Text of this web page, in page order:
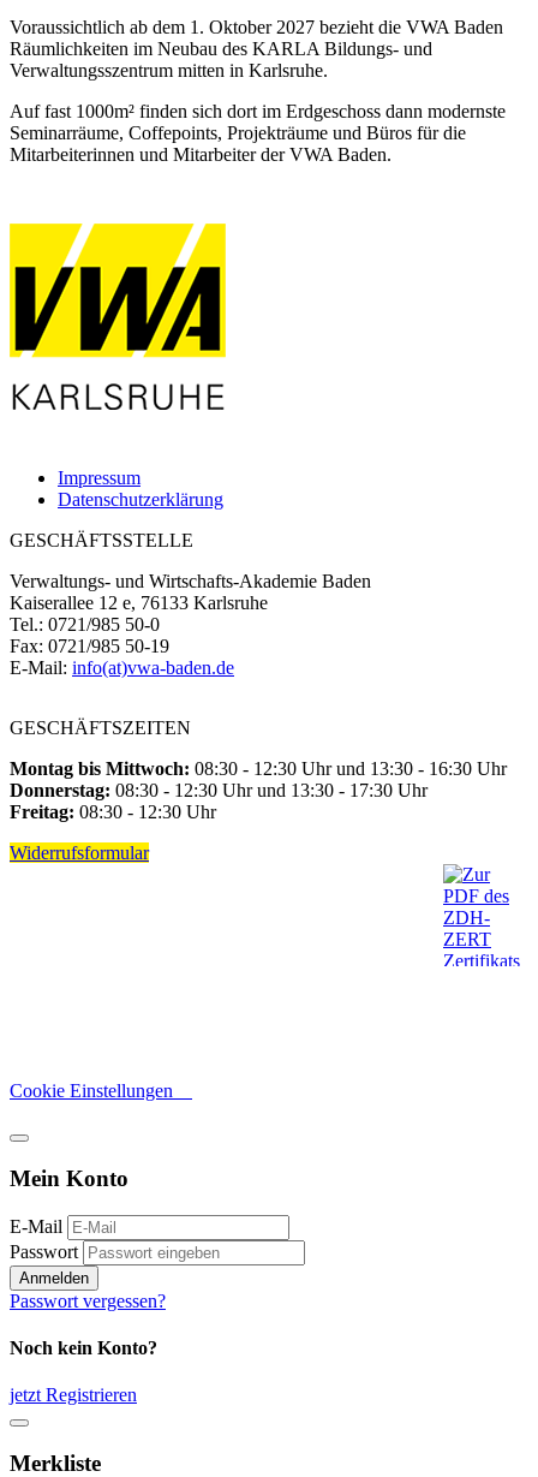
Voraussichtlich ab dem 1. Oktober 2027 bezieht die VWA Baden
Räumlichkeiten im Neubau des KARLA Bildungs- und
Verwaltungsszentrum mitten in Karlsruhe.
Auf fast 1000m² finden sich dort im Erdgeschoss dann modernste
Seminarräume, Coffepoints, Projekträume und Büros für die
Mitarbeiterinnen und Mitarbeiter der VWA Baden.
Impressum
Datenschutzerklärung
GESCHÄFTSSTELLE
Verwaltungs- und Wirtschafts-Akademie Baden
Kaiserallee 12 e, 76133 Karlsruhe
Tel.: 0721/985 50-0
Fax: 0721/985 50-19
E-Mail: info(at)vwa-baden.de
GESCHÄFTSZEITEN
Montag bis Mittwoch: 08:30 - 12:30 Uhr und 13:30 - 16:30 Uhr
Donnerstag: 08:30 - 12:30 Uhr und 13:30 - 17:30 Uhr
Freitag: 08:30 - 12:30 Uhr
Widerrufsformular
Cookie Einstellungen
Mein Konto
E-Mail
Passwort
Anmelden
Passwort vergessen?
Noch kein Konto?
jetzt Registrieren
Merkliste